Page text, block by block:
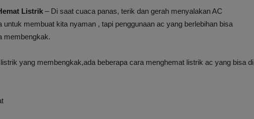
Listrik – Di saat cuaca panas, terik dan gerah menyalakan AC
untuk membuat kita nyaman , tapi penggunaan ac yang berlebihan bisa
membengkak.
yang membengkak,ada beberapa cara menghemat listrik ac yang bisa di